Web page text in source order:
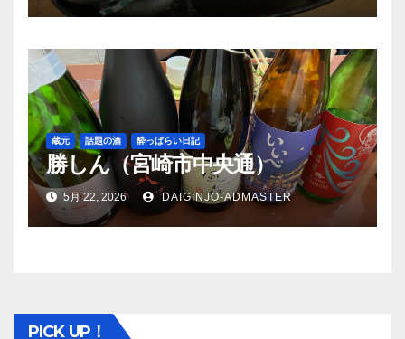
蔵元 話題の酒 酔っぱらい日記
勝しん（宮崎市中央通）
5月 22, 2026 DAIGINJO-ADMASTER
PICK UP！